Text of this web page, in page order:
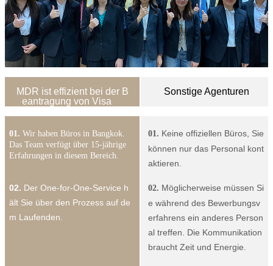
MDR ist effizient bei der B
eantragung von Visa
Sonstige Agenturen
01. Wir haben Büros in Bangkok.
Das Team verfügt über 15-jährige
Erfahrungen in diesem Bereich.
01. Keine offiziellen Büros, Sie
können nur das Personal kont
aktieren.
02. Der One-for-One-Service h
ält Sie über den Prozess auf de
m Laufenden.
02. Möglicherweise müssen Si
e während des Bewerbungsv
erfahrens ein anderes Person
al treffen. Die Kommunikation
braucht Zeit und Energie.